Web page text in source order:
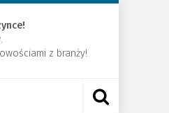
z branży!